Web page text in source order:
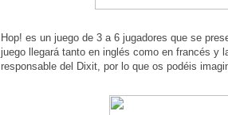
Hop! es un juego de 3 a 6 jugadores que se
juego llegará tanto en inglés como en francés y
responsable del Dixit, por lo que os podéis